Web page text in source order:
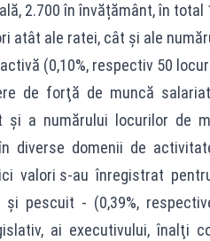
2.700 în învățământ, în total
atât ale ratei, cât și ale
(0,10%, respectiv 50
de forţă de muncă
şi a numărului locurilor de
diverse domenii de
valori s‐au înregistrat
pescuit ‐ (0,39%,
ai executivului, înalţi